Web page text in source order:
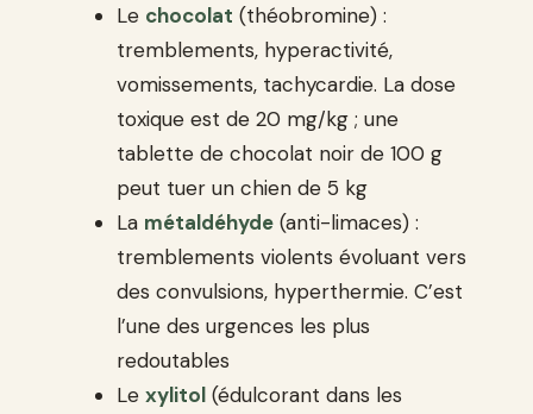
Le chocolat (théobromine) :
tremblements, hyperactivité,
vomissements, tachycardie. La dose
toxique est de 20 mg/kg ; une
tablette de chocolat noir de 100 g
peut tuer un chien de 5 kg
La métaldéhyde (anti-limaces) :
tremblements violents évoluant vers
des convulsions, hyperthermie. C’est
l’une des urgences les plus
redoutables
Le xylitol (édulcorant dans les